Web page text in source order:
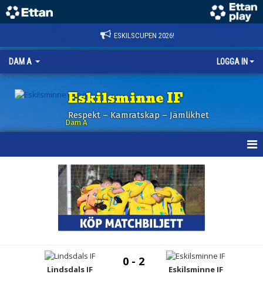
ESKILSCUPEN 2026!
DAM A LOGGA IN
Eskilsminne IF
Respekt – Kamratskap – Jämlikhet
Dam A
BILDGALLERILindsdals IF
0 - 2
Eskilsminne IF